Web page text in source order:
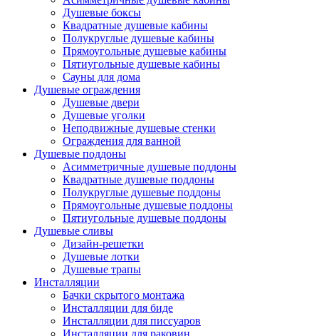
Душевые боксы
Квадратные душевые кабины
Полукруглые душевые кабины
Прямоугольные душевые кабины
Пятиугольные душевые кабины
Сауны для дома
Душевые ограждения
Душевые двери
Душевые уголки
Неподвижные душевые стенки
Ограждения для ванной
Душевые поддоны
Асимметричные душевые поддоны
Квадратные душевые поддоны
Полукруглые душевые поддоны
Прямоугольные душевые поддоны
Пятиугольные душевые поддоны
Душевые сливы
Дизайн-решетки
Душевые лотки
Душевые трапы
Инсталляции
Бачки скрытого монтажа
Инсталляции для биде
Инсталляции для писсуаров
Инсталляции для раковин